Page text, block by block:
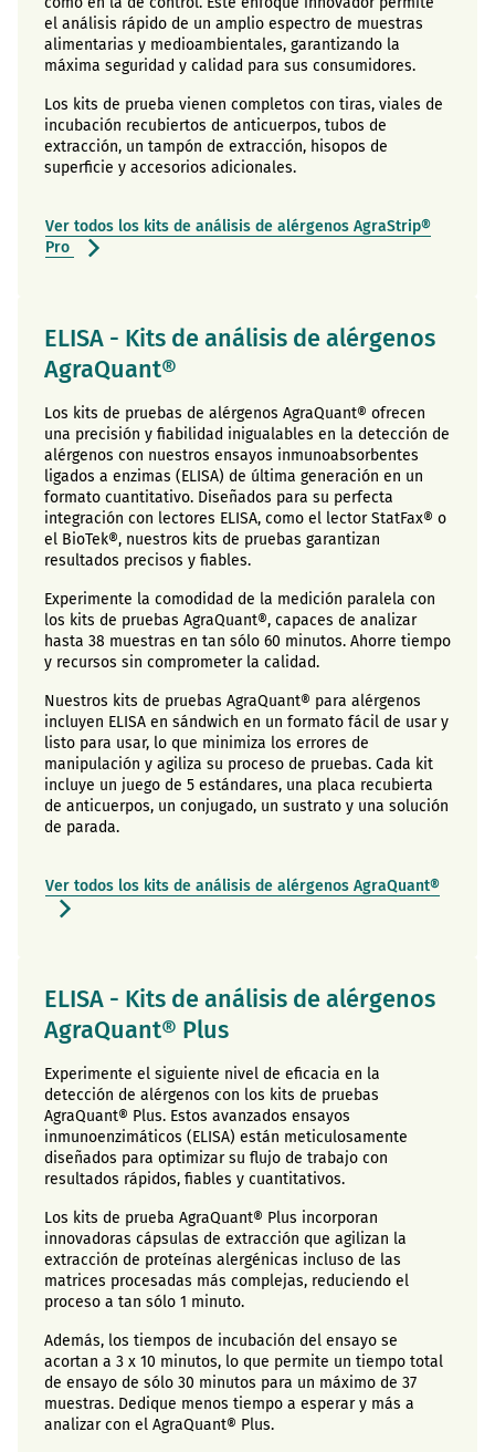
el análisis rápido de un amplio espectro de muestras
alimentarias y medioambientales, garantizando la
máxima seguridad y calidad para sus consumidores.
Los kits de prueba vienen completos con tiras, viales de
incubación recubiertos de anticuerpos, tubos de
extracción, un tampón de extracción, hisopos de
superficie y accesorios adicionales.
Ver todos los kits de análisis de alérgenos AgraStrip®
Pro
ELISA - Kits de análisis de alérgenos
AgraQuant®
Los kits de pruebas de alérgenos AgraQuant® ofrecen
una precisión y fiabilidad inigualables en la detección de
alérgenos con nuestros ensayos inmunoabsorbentes
ligados a enzimas (ELISA) de última generación en un
formato cuantitativo. Diseñados para su perfecta
integración con lectores ELISA, como el lector StatFax® o
el BioTek®, nuestros kits de pruebas garantizan
resultados precisos y fiables.
Experimente la comodidad de la medición paralela con
los kits de pruebas AgraQuant®, capaces de analizar
hasta 38 muestras en tan sólo 60 minutos. Ahorre tiempo
y recursos sin comprometer la calidad.
Nuestros kits de pruebas AgraQuant® para alérgenos
incluyen ELISA en sándwich en un formato fácil de usar y
listo para usar, lo que minimiza los errores de
manipulación y agiliza su proceso de pruebas. Cada kit
incluye un juego de 5 estándares, una placa recubierta
de anticuerpos, un conjugado, un sustrato y una solución
de parada.
Ver todos los kits de análisis de alérgenos AgraQuant®
ELISA - Kits de análisis de alérgenos
AgraQuant® Plus
Experimente el siguiente nivel de eficacia en la
detección de alérgenos con los kits de pruebas
AgraQuant® Plus. Estos avanzados ensayos
inmunoenzimáticos (ELISA) están meticulosamente
diseñados para optimizar su flujo de trabajo con
resultados rápidos, fiables y cuantitativos.
Los kits de prueba AgraQuant® Plus incorporan
innovadoras cápsulas de extracción que agilizan la
extracción de proteínas alergénicas incluso de las
matrices procesadas más complejas, reduciendo el
proceso a tan sólo 1 minuto.
Además, los tiempos de incubación del ensayo se
acortan a 3 x 10 minutos, lo que permite un tiempo total
de ensayo de sólo 30 minutos para un máximo de 37
muestras. Dedique menos tiempo a esperar y más a
analizar con el AgraQuant® Plus.